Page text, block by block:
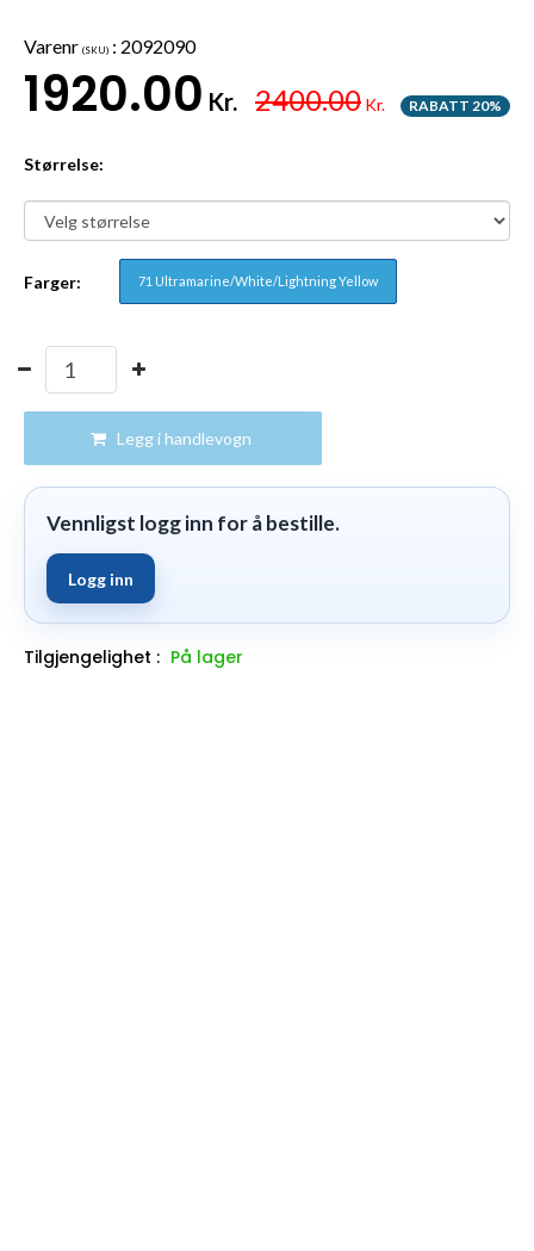
Varenr (SKU) : 2092090
1920.00 Kr. 2400.00 Kr. RABATT 20%
Størrelse:
Farger: 71 Ultramarine/White/Lightning Yellow
Legg i handlevogn
Vennligst logg inn for å bestille.
Logg inn
Tilgjengelighet : På lager